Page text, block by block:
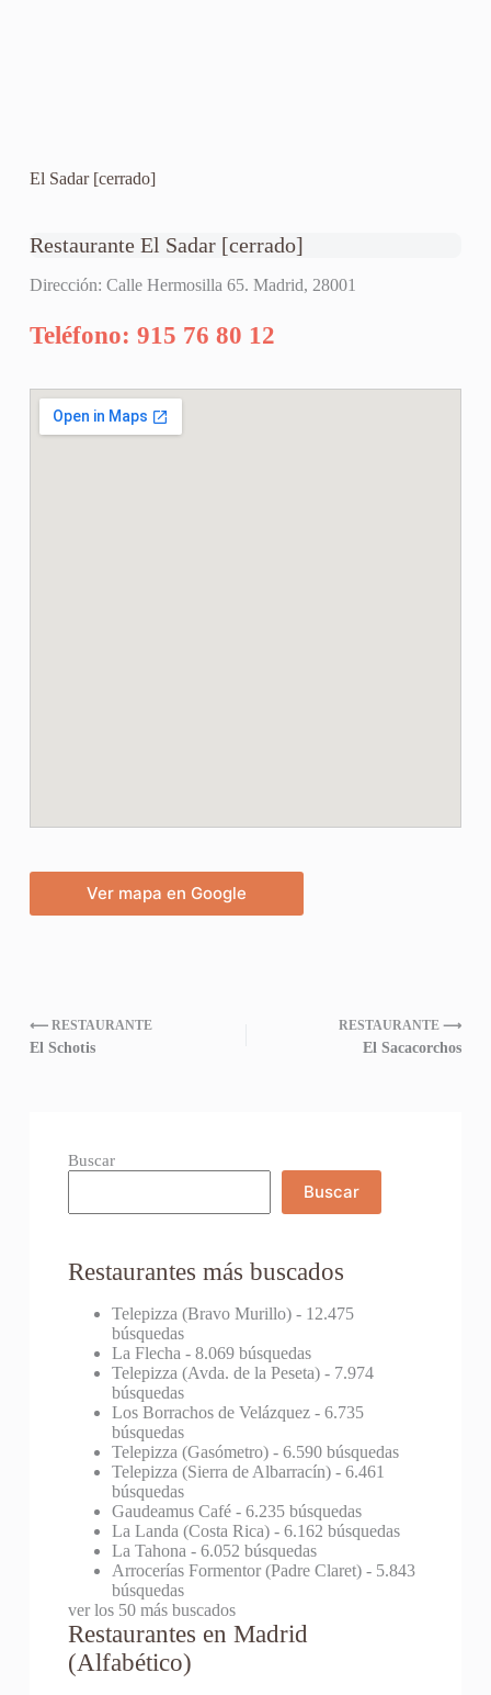
El Sadar [cerrado]
Restaurante El Sadar [cerrado]
Dirección: Calle Hermosilla 65. Madrid, 28001
Teléfono: 915 76 80 12
Ver mapa en Google
⟵ RESTAURANTE
El Schotis
RESTAURANTE ⟶
El Sacacorchos
Buscar
Buscar
Restaurantes más buscados
Telepizza (Bravo Murillo)- 12.475
búsquedas
La Flecha - 8.069 búsquedas
Telepizza (Avda. de la Peseta)- 7.974
búsquedas
Los Borrachos de Velázquez- 6.735
búsquedas
Telepizza (Gasómetro)- 6.590 búsquedas
Telepizza (Sierra de Albarracín)- 6.461
búsquedas
Gaudeamus Café- 6.235 búsquedas
La Landa (Costa Rica)- 6.162 búsquedas
La Tahona - 6.052 búsquedas
Arrocerías Formentor (Padre Claret)- 5.843
búsquedas
ver los 50 más buscados
Restaurantes en Madrid
(Alfabético)